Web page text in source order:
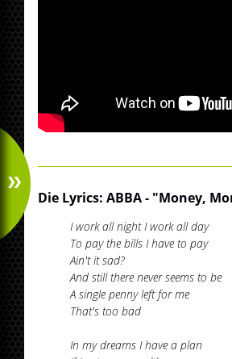
Die Lyrics: ABBA - "Money,
I work all night I work all day
To pay the bills I have to pay
Ain't it sad?
And still there never seems to be
A single penny left for me
That's too bad
In my dreams I have a plan